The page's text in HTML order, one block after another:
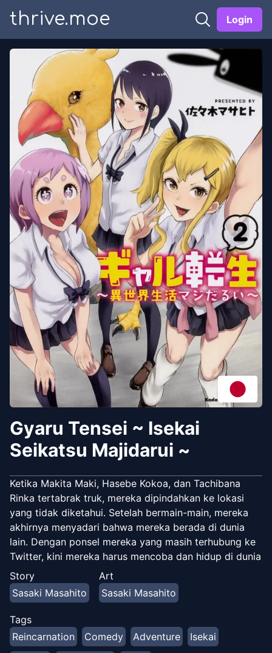
thrive.moe Login
Gyaru Tensei ~ Isekai
Seikatsu Majidarui ~
Ketika Makita Maki, Hasebe Kokoa, dan Tachibana
Rinka tertabrak truk, mereka dipindahkan ke lokasi
yang tidak diketahui. Setelah bermain-main, mereka
akhirnya menyadari bahwa mereka berada di dunia
lain. Dengan ponsel mereka yang masih terhubung ke
Twitter, kini mereka harus mencoba dan hidup di dunia
fantasi ini. Tautan: [Twitter]
(https://twitter.com/okbokujou_ssk)
Story
Sasaki Masahito
Art
Sasaki Masahito
Tags
Reincarnation
Comedy Adventure
Isekai